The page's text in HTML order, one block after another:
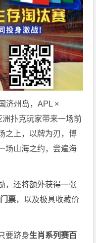
济州岛，APL ×
扑克玩家带来一场前
之上，以牌为刃，博
场山海之约，尝遍海
，还将额外获得一张
票，以及极具收藏价
要跻身生肖系列赛百